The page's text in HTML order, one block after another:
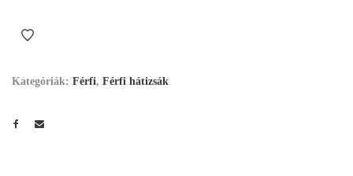
Kategóriák: Férfi, Férfi hátizsák